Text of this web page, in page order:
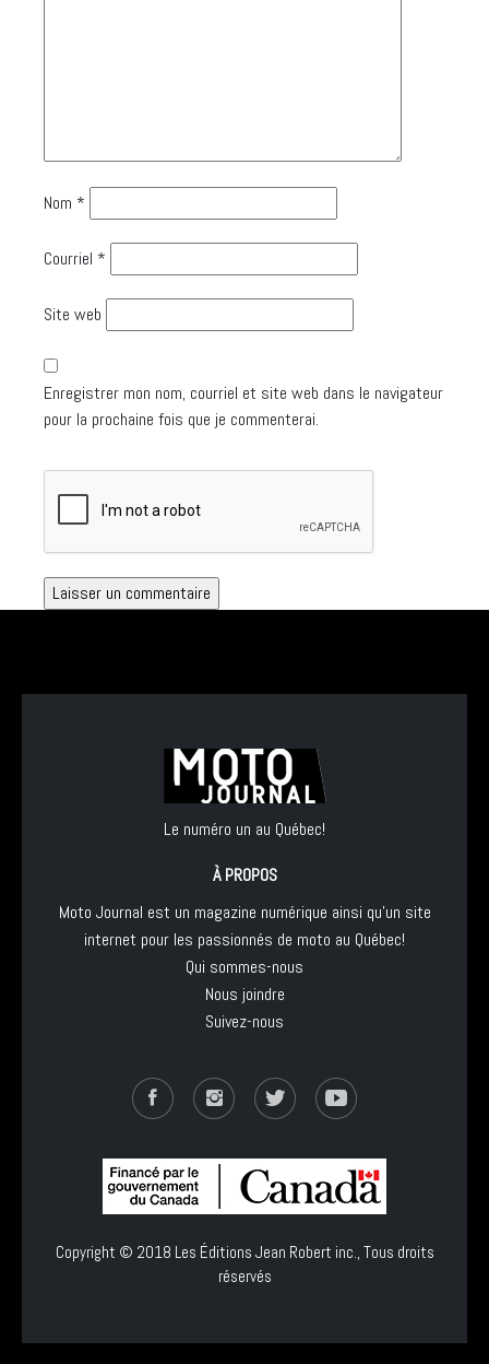
Nom *
Courriel *
Site web
Enregistrer mon nom, courriel et site web dans le navigateur
pour la prochaine fois que je commenterai.
Le numéro un au Québec!
À PROPOS
Moto Journal est un magazine numérique ainsi qu'un site
internet pour les passionnés de moto au Québec!
Qui sommes-nous
Nous joindre
Suivez-nous
Copyright © 2018 Les Éditions Jean Robert inc., Tous droits
réservés